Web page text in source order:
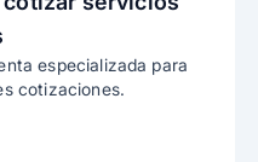
especializada para
cotizaciones.